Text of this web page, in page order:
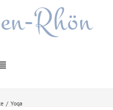
Rhön
/ Yoga